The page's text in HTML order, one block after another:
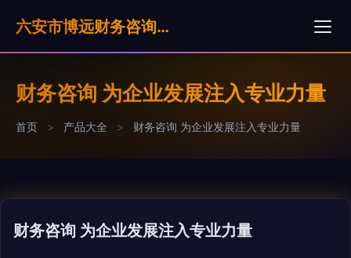
六安市博远财务咨询服务有限公司
财务咨询 为企业发展注入专业力量
首页 > 产品大全 > 财务咨询 为企业发展注入专业力量
财务咨询 为企业发展注入专业力量